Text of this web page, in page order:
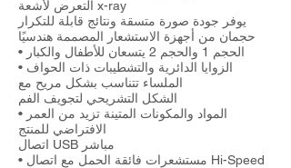
التعرض لأشعة x-ray
يوفر جودة صورة متسقة ونتائج قابلة للتكرار
حجمان من أجهزة الاستشعار المصممة هندسيًا
• الحجم 1 والحجم 2 يتسعان للأطفال والكبار
• الزوايا الدائرية والتشطيبات ذات الحواف
الملساء تتناسب بشكل مريح مع
الشكل التشريحي لتجويف الفم
• المواد والمكونات المتينة تزيد من العمر
الافتراضي للمنتج
اتصال USB مباشر
• مستشعرات فائقة الحمل مع اتصال Hi-Speed